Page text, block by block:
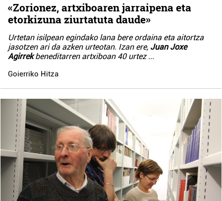
«Zorionez, artxiboaren jarraipena eta
etorkizuna ziurtatuta daude»
Urtetan isilpean egindako lana bere ordaina eta aitortza
jasotzen ari da azken urteotan. Izan ere, Juan Joxe
Agirrekbeneditarren artxiboan 40 urtez...
Goierriko Hitza